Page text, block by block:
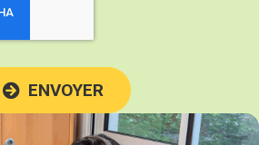
ENVOYER